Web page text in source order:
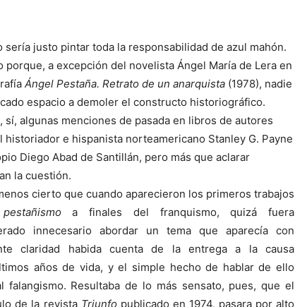
sería justo pintar toda la responsabilidad de azul mahón.
porque, a excepción del novelista Ángel María de Lera en
Ángel Pestaña. Retrato de un anarquista (1978), nadie
espacio a demoler el constructo historiográfico.
sí, algunas menciones de pasada en libros de autores
historiador e hispanista norteamericano Stanley G. Payne
Diego Abad de Santillán, pero más que aclarar
la cuestión.
cierto que cuando aparecieron los primeros trabajos
pestañismoa finales del franquismo, quizá fuera
innecesario abordar un tema que aparecía con
claridad habida cuenta de la entrega a la causa
años de vida, y el simple hecho de hablar de ello
Resultaba de lo más sensato, pues, que el
de la revista Triunfo publicado en 1974, pasara por alto